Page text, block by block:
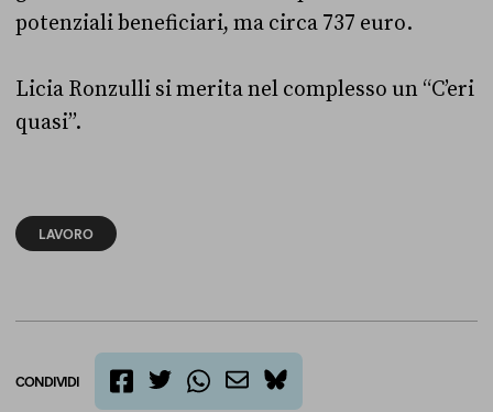
potenziali beneficiari, ma circa 737 euro.
Licia Ronzulli si merita nel complesso un “C’eri
quasi”.
LAVORO
CONDIVIDI
bluesky